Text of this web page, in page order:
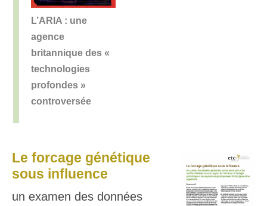
L’ARIA : une
agence
britannique des «
technologies
profondes »
controversée
Le forcage génétique
sous influence
un examen des données